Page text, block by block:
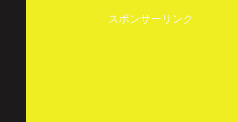
スポンサーリンク